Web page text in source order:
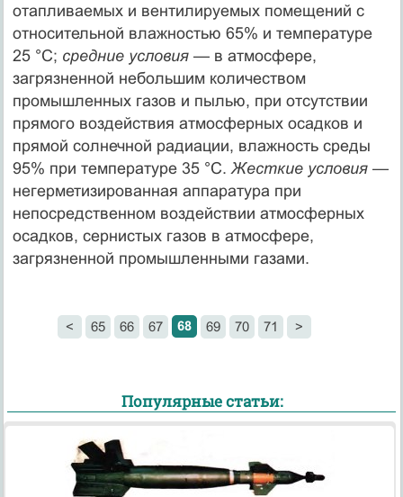
отапливаемых и вентилируемых помещений с
относительной влажностью 65% и температуре
25 °С; средние условия — в атмосфере,
загрязненной небольшим количеством
промышленных газов и пылью, при отсутствии
прямого воздействия атмосферных осадков и
прямой солнечной радиации, влажность среды
95% при температуре 35 °С. Жесткие условия —
негерметизированная аппаратура при
непосредственном воздействии атмосферных
осадков, сернистых газов в атмосфере,
загрязненной промышленными газами.
< 65 66 67 68 69 70 71 >
Популярные статьи: